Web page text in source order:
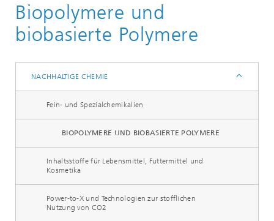
Zusammenarbeit
Zielmärkte und Branchenlösungen
Biopolymere und
biobasierte Polymere
NACHHALTIGE CHEMIE
Fein- und Spezialchemikalien
BIOPOLYMERE UND BIOBASIERTE POLYMERE
Inhaltsstoffe für Lebensmittel, Futtermittel und
Kosmetika
Power-to-X und Technologien zur stofflichen
Nutzung von CO2